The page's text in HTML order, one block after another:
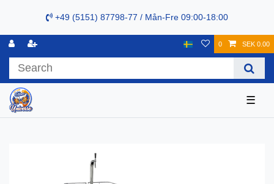
+49 (5151) 87798-77 / Mån-Fre 09:00-18:00
0 SEK 0.00
☰